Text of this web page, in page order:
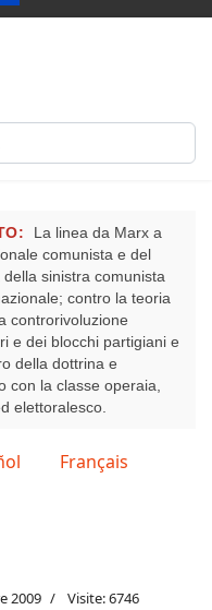
La linea da Marx a
comunista e del
della sinistra comunista
contro la teoria
controrivoluzione
e dei blocchi partigiani e
della dottrina e
con la classe operaia,
elettoralesco.
Français
2009 Visite: 6746